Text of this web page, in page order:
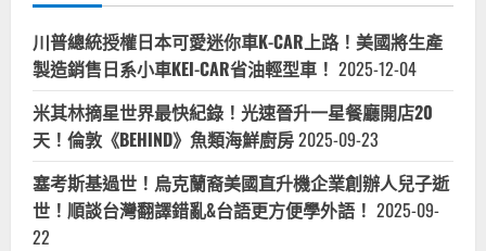
川普總統授權日本可愛迷你車K-CAR上路！美國將生產
製造銷售日系小車KEI-CAR省油輕型車！ 2025-12-04
米其林摘星世界最快紀錄！光速晉升一星餐廳開店20
天！倫敦《BEHIND》魚類海鮮廚房2025-09-23
塞考斯基過世！烏克蘭裔美國直升機企業創辦人兒子逝
世！順談台灣翻譯錯亂&台語更方便學外語！ 2025-09-
22